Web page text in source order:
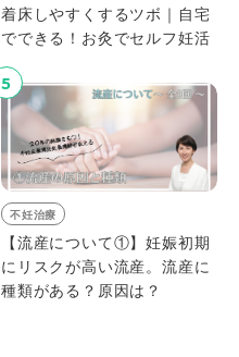
着床しやすくするツボ｜自宅
でできる！お灸でセルフ妊活
5
不妊治療
【流産について①】妊娠初期
にリスクが高い流産。流産に
種類がある？原因は？